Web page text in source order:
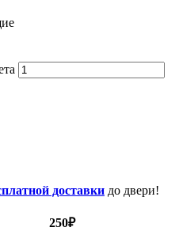
доставки до двери!
250₽